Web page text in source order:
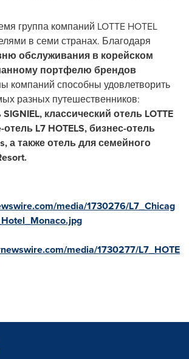
группа компаний LOTTE HOTEL
в семи странах. Благодаря
обслуживания в корейском
портфелю брендов
компаний способны удовлетворить
разных путешественников:
классический отель LOTTE
отель L7 HOTELS, бизнес-отель
а также отель для семейного
media/1730276/L7_Chicag
media/1730277/L7_HOTE